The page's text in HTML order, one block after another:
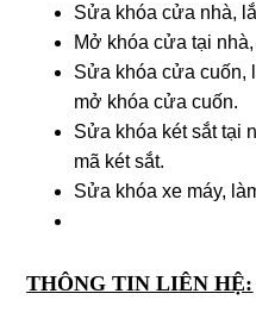
Sửa khóa cửa nhà,
Mở khóa cửa tại
Sửa khóa cửa cuốn,
mở khóa cửa cuốn.
Sửa khóa két sắt tại
mã két sắt.
Sửa khóa xe máy,
THÔNG TIN LIÊN HỆ: